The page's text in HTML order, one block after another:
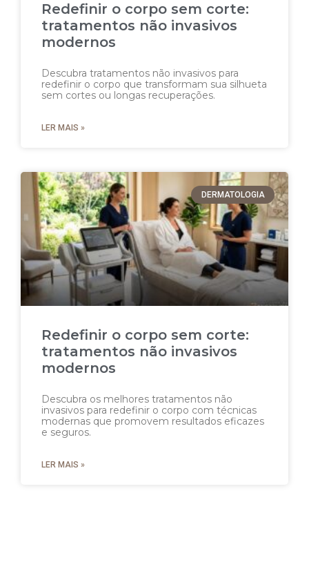
Redefinir o corpo sem corte:
tratamentos não invasivos
modernos
Descubra tratamentos não invasivos para
redefinir o corpo que transformam sua silhueta
sem cortes ou longas recuperações.
LER MAIS »
DERMATOLOGIA
Redefinir o corpo sem corte:
tratamentos não invasivos
modernos
Descubra os melhores tratamentos não
invasivos para redefinir o corpo com técnicas
modernas que promovem resultados eficazes
e seguros.
LER MAIS »